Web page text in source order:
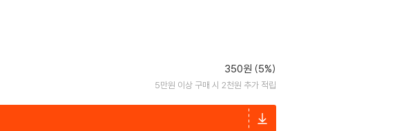
350원 (5%)
5만원 이상 구매 시 2천원 추가 적립